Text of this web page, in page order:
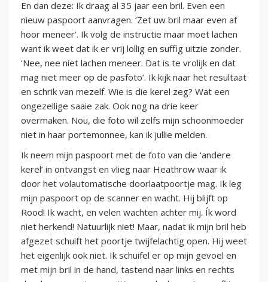
En dan deze: Ik draag al 35 jaar een bril. Even een
nieuw paspoort aanvragen. ‘Zet uw bril maar even af
hoor meneer’. Ik volg de instructie maar moet lachen
want ik weet dat ik er vrij lollig en suffig uitzie zonder.
‘Nee, nee niet lachen meneer. Dat is te vrolijk en dat
mag niet meer op de pasfoto’. Ik kijk naar het resultaat
en schrik van mezelf. Wie is die kerel zeg? Wat een
ongezellige saaie zak. Ook nog na drie keer
overmaken. Nou, die foto wil zelfs mijn schoonmoeder
niet in haar portemonnee, kan ik jullie melden.
Ik neem mijn paspoort met de foto van die ‘andere
kerel’ in ontvangst en vlieg naar Heathrow waar ik
door het volautomatische doorlaatpoortje mag. Ik leg
mijn paspoort op de scanner en wacht. Hij blijft op
Rood! Ik wacht, en velen wachten achter mij. Ík word
niet herkend! Natuurlijk niet! Maar, nadat ik mijn bril heb
afgezet schuift het poortje twijfelachtig open. Hij weet
het eigenlijk ook niet. Ik schuifel er op mijn gevoel en
met mijn bril in de hand, tastend naar links en rechts